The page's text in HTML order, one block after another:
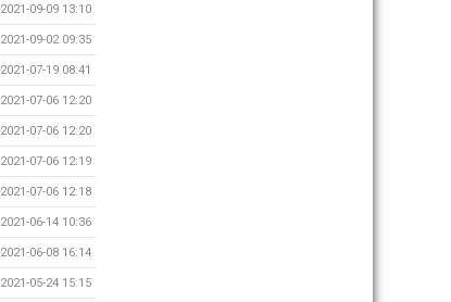
2021-09-09 13:10
2021-09-02 09:35
2021-07-19 08:41
2021-07-06 12:20
2021-07-06 12:20
2021-07-06 12:19
2021-07-06 12:18
2021-06-14 10:36
2021-06-08 16:14
2021-05-24 15:15